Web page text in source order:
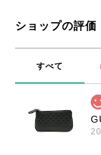
ショップの評価
すべて